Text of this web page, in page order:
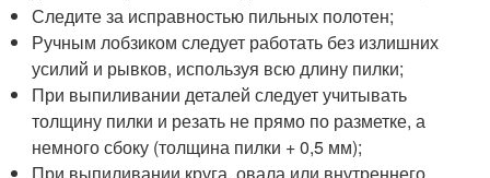
Следите за исправностью пильных полотен;
Ручным лобзиком следует работать без излишних
усилий и рывков, используя всю длину пилки;
При выпиливании деталей следует учитывать
толщину пилки и резать не прямо по разметке, а
немного сбоку (толщина пилки + 0,5 мм);
При выпиливании круга, овала или внутреннего